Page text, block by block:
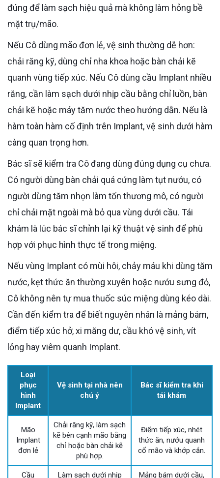
đúng để làm sạch hiệu quả mà không làm hỏng bề
mặt trụ/mão.
Nếu Cô dùng mão đơn lẻ, vệ sinh thường dễ hơn:
chải răng kỹ, dùng chỉ nha khoa hoặc bàn chải kẽ
quanh vùng tiếp xúc. Nếu Cô dùng cầu Implant nhiều
răng, cần làm sạch dưới nhịp cầu bằng chỉ luồn, bàn
chải kẽ hoặc máy tăm nước theo hướng dẫn. Nếu là
hàm toàn hàm cố định trên Implant, vệ sinh dưới hàm
càng quan trọng hơn.
Bác sĩ sẽ kiểm tra Cô đang dùng đúng dụng cụ chưa.
Có người dùng bàn chải quá cứng làm tụt nướu, có
người dùng tăm nhọn làm tổn thương mô, có người
chỉ chải mặt ngoài mà bỏ qua vùng dưới cầu. Tái
khám là lúc bác sĩ chỉnh lại kỹ thuật vệ sinh để phù
hợp với phục hình thực tế trong miệng.
Nếu vùng Implant có mùi hôi, chảy máu khi dùng tăm
nước, kẹt thức ăn thường xuyên hoặc nướu sưng đỏ,
Cô không nên tự mua thuốc súc miệng dùng kéo dài.
Cần đến kiểm tra để biết nguyên nhân là mảng bám,
điểm tiếp xúc hở, xi măng dư, cầu khó vệ sinh, vít
lỏng hay viêm quanh Implant.
Loại
phục
hình
Implant
Vệ sinh tại nhà nên
chú ý
Bác sĩ kiểm tra khi
tái khám
Mão
Implant
đơn lẻ
Chải răng kỹ, làm sạch
kẽ bên cạnh mão bằng
chỉ hoặc bàn chải kẽ
phù hợp.
Điểm tiếp xúc, nhét
thức ăn, nướu quanh
cổ mão và khớp cắn.
Cầu
Làm sạch dưới nhịp
Mảng bám dưới cầu,